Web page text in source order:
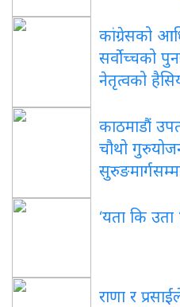
कांग्रेसको
सर्वोच्चको
नेतृत्वको
काठमाडौं
चौथो
‘यता कि उता
राणा र